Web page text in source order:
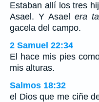
Estaban allí los tres
Asael. Y Asael era
gacela del campo.
2 Samuel 22:34
El hace mis pies
mis alturas.
Salmos 18:32
el Dios que me ciñe